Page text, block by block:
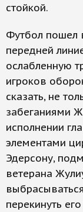
стойкой.
Футбол пошел
передней
ослабленную
игроков
сказать, не
забеганиями
исполнении
элементами
Эдерсону,
ветерана
перекинуть